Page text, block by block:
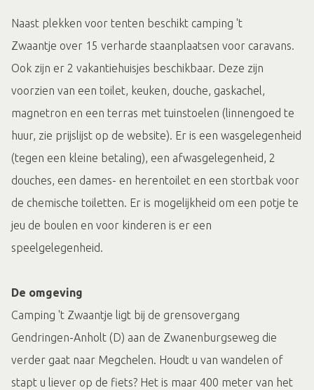
Naast plekken voor tenten beschikt camping 't
Zwaantje over 15 verharde staanplaatsen voor caravans.
Ook zijn er 2 vakantiehuisjes beschikbaar. Deze zijn
voorzien van een toilet, keuken, douche, gaskachel,
magnetron en een terras met tuinstoelen (linnengoed te
huur, zie prijslijst op de website). Er is een wasgelegenheid
(tegen een kleine betaling), een afwasgelegenheid, 2
douches, een dames- en herentoilet en een stortbak voor
de chemische toiletten. Er is mogelijkheid om een potje te
jeu de boulen en voor kinderen is er een
speelgelegenheid.
De omgeving
Camping 't Zwaantje ligt bij de grensovergang
Gendringen-Anholt (D) aan de Zwanenburgseweg die
verder gaat naar Megchelen. Houdt u van wandelen of
stapt u liever op de fiets? Het is maar 400 meter van het